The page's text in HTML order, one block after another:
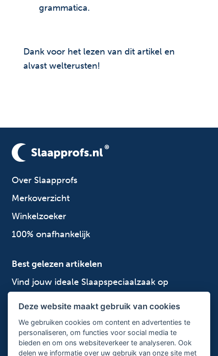
grammatica.
Dank voor het lezen van dit artikel en
alvast welterusten!
Over Slaapprofs
Merkoverzicht
Winkelzoeker
100% onafhankelijk
Best gelezen artikelen
Vind jouw ideale Slaapspeciaalzaak op
Kies voor een beddenSPECIAALzaak
Tip; lees reviews over goed slaapadvies
Deze website maakt gebruik van cookies
We gebruiken cookies om content en advertenties te
personaliseren, om functies voor social media te
bieden en om ons websiteverkeer te analyseren. Ook
delen we informatie over uw gebruik van onze site met